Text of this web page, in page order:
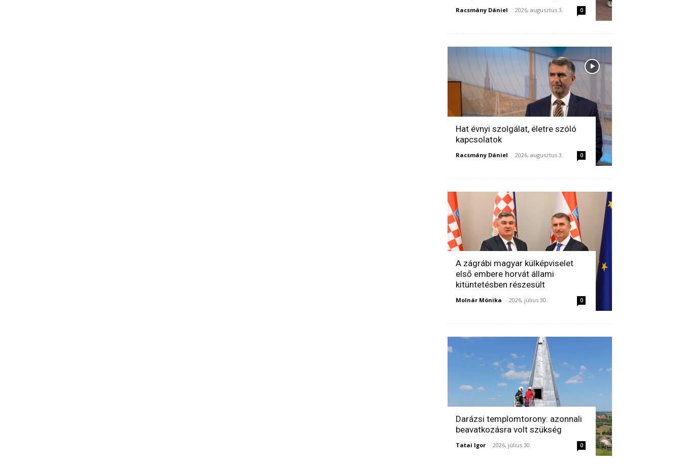
Racsmány Dániel - 2026, augusztus 3. 0
Hat évnyi szolgálat, életre szóló
kapcsolatok
Racsmány Dániel - 2026, augusztus 3. 0
A zágrábi magyar külképviselet
első embere horvát állami
kitüntetésben részesült
Molnár Mónika - 2026, július 30. 0
Darázsi templomtorony: azonnali
beavatkozásra volt szükség
Tatai Igor - 2026, július 30. 0